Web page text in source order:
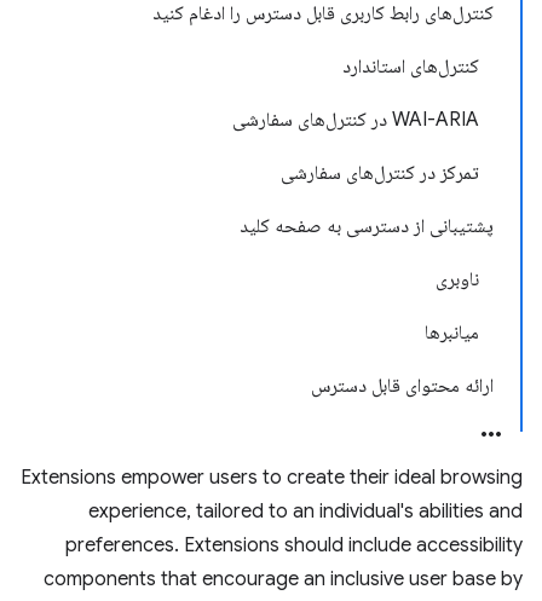
کنترل‌های رابط کاربری قابل دسترس را ادغام کنید
کنترل‌های استاندارد
WAI-ARIA در کنترل‌های سفارشی
تمرکز در کنترل‌های سفارشی
پشتیبانی از دسترسی به صفحه کلید
ناوبری
میانبرها
ارائه محتوای قابل دسترس
Extensions empower users to create their ideal browsing
experience, tailored to an individual's abilities and
preferences. Extensions should include accessibility
components that encourage an inclusive user base by